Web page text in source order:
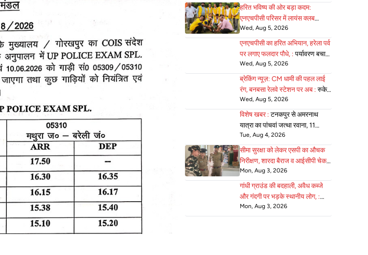
हरित भविष्य की ओर बड़ा कदम:
एनएचपीसी परिसर में लायंस क्लब
जोन-22 ने 75 :पौधे रोपे, पर्यावरण
संरक्षण का दिया सशक्त संदेश
Wed, Aug 5, 2026
एनएचपीसी का हरित अभियान, हरेला पर्व
पर लगाए फलदार पौधे, : पर्यावरण बचाने
का लिया संकल्प
Wed, Aug 5, 2026
ब्रेकिंग न्यूज़: CM धामी की पहल लाई
रंग, बनबसा रेलवे स्टेशन पर अब : रुकेगी
अछनेरा–टनकपुर एक्सप्रेस
Wed, Aug 5, 2026
विशेष खबर : टनकपुर से अमरनाथ
यात्रा का पांचवां जत्था रवाना, 11
अगस्त को होगी वापसी
Tue, Aug 4, 2026
सीमा सुरक्षा को लेकर एसपी का औचक
निरीक्षण, शारदा बैराज व आईसीपी चेक :
पोस्ट की व्यवस्थाएं परखी
Mon, Aug 3, 2026
गांधी ग्राउंड की बदहाली, अवैध कब्जे
और गंदगी पर भड़के स्थानीय लोग, :
एसडीएम को सौंपा ज्ञापन
Mon, Aug 3, 2026